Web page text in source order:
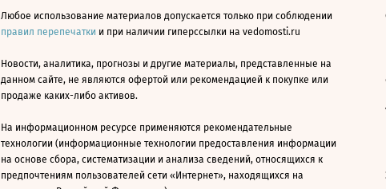
Любое использование материалов допускается только при соблюдении
правил перепечатки и при наличии гиперссылки на vedomosti.ru
Новости, аналитика, прогнозы и другие материалы, представленные на
данном сайте, не являются офертой или рекомендацией к покупке или
продаже каких-либо активов.
На информационном ресурсе применяются рекомендательные
технологии (информационные технологии предоставления информации
на основе сбора, систематизации и анализа сведений, относящихся к
предпочтениям пользователей сети «Интернет», находящихся на